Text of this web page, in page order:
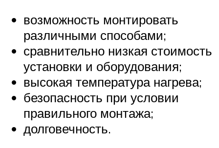
возможность монтировать
различными способами;
сравнительно низкая стоимость
установки и оборудования;
высокая температура нагрева;
безопасность при условии
правильного монтажа;
долговечность.